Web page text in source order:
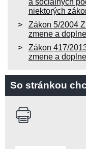
a sociálnych
niektorých
Zákon 5/2004
zmene a
Zákon 417/
zmene a
So stránkou